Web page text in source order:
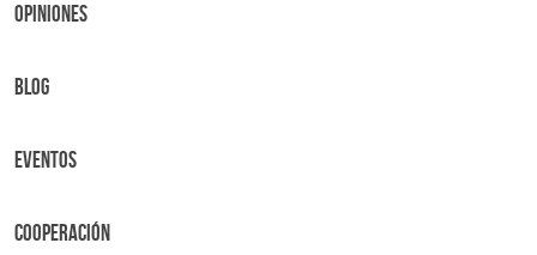
OPINIONES
BLOG
Eventos
Cooperación